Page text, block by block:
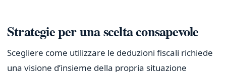
Strategie per una scelta consapevole
Scegliere come utilizzare le deduzioni fiscali richiede
una visione d’insieme della propria situazione